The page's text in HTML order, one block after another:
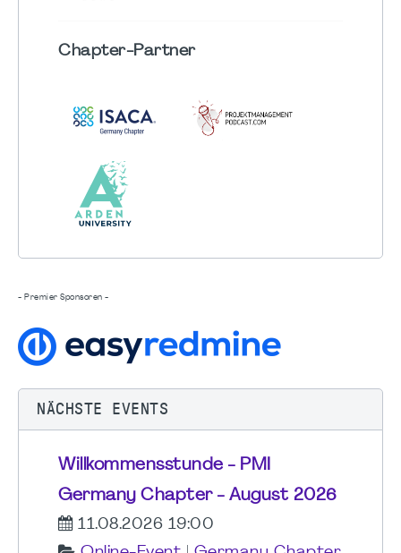
Chapter-Partner
- Premier Sponsoren -
NÄCHSTE EVENTS
Willkommensstunde - PMI
Germany Chapter - August 2026
11.08.2026 19:00